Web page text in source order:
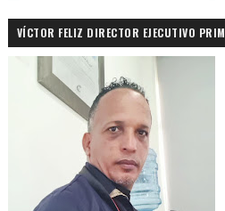
VÍCTOR FELIZ DIRECTOR EJECUTIVO